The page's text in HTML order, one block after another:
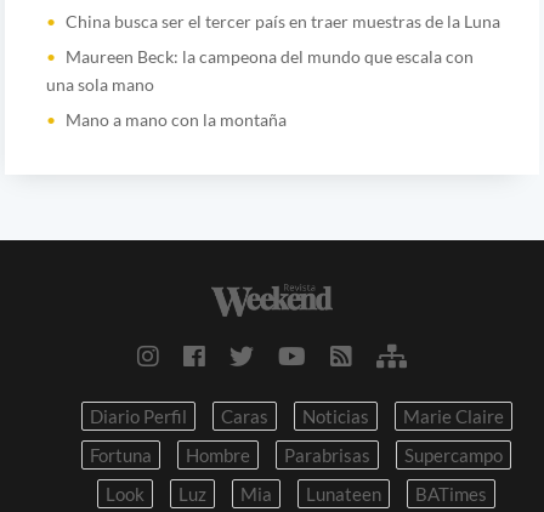
China busca ser el tercer país en traer muestras de la Luna
Maureen Beck: la campeona del mundo que escala con
una sola mano
Mano a mano con la montaña
Diario Perfil Caras Noticias
Marie Claire
Fortuna
Hombre Parabrisas
Supercampo
Look
Luz Mia Lunateen BATimes